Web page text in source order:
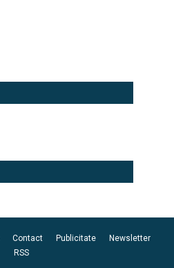
Contact Publicitate
Newsletter
RSS